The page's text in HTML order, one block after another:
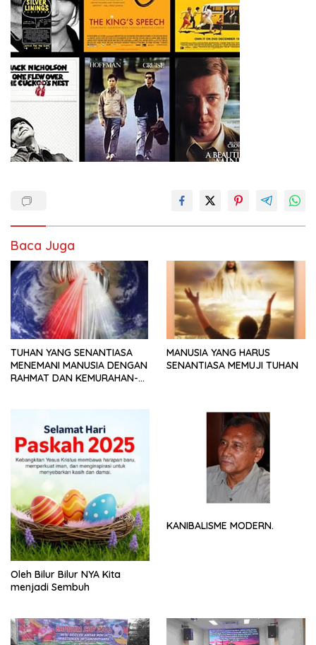
Baca Juga
TUHAN YANG SENANTIASA
MENEMANI MANUSIA DENGAN
RAHMAT DAN KEMURAHAN-
MANUSIA YANG HARUS
SENANTIASA MEMUJI TUHAN
Oleh Bilur Bilur NYA Kita
menjadi Sembuh
KANIBALISME MODERN.